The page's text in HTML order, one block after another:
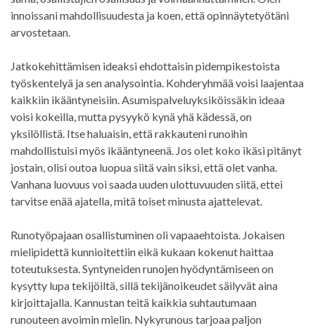
innoissani mahdollisuudesta ja koen, että opinnäytetyötäni
arvostetaan.
Jatkokehittämisen ideaksi ehdottaisin pidempikestoista
työskentelyä ja sen analysointia. Kohderyhmää voisi laajentaa
kaikkiin ikääntyneisiin. Asumispalveluyksiköissäkin ideaa
voisi kokeilla, mutta pysyykö kynä yhä kädessä, on
yksilöllistä. Itse haluaisin, että rakkauteni runoihin
mahdollistuisi myös ikääntyneenä. Jos olet koko ikäsi pitänyt
jostain, olisi outoa luopua siitä vain siksi, että olet vanha.
Vanhana luovuus voi saada uuden ulottuvuuden siitä, ettei
tarvitse enää ajatella, mitä toiset minusta ajattelevat.
Runotyöpajaan osallistuminen oli vapaaehtoista. Jokaisen
mielipidettä kunnioitettiin eikä kukaan kokenut haittaa
toteutuksesta. Syntyneiden runojen hyödyntämiseen on
kysytty lupa tekijöiltä, sillä tekijänoikeudet säilyvät aina
kirjoittajalla. Kannustan teitä kaikkia suhtautumaan
runouteen avoimin mielin. Nykyrunous tarjoaa paljon